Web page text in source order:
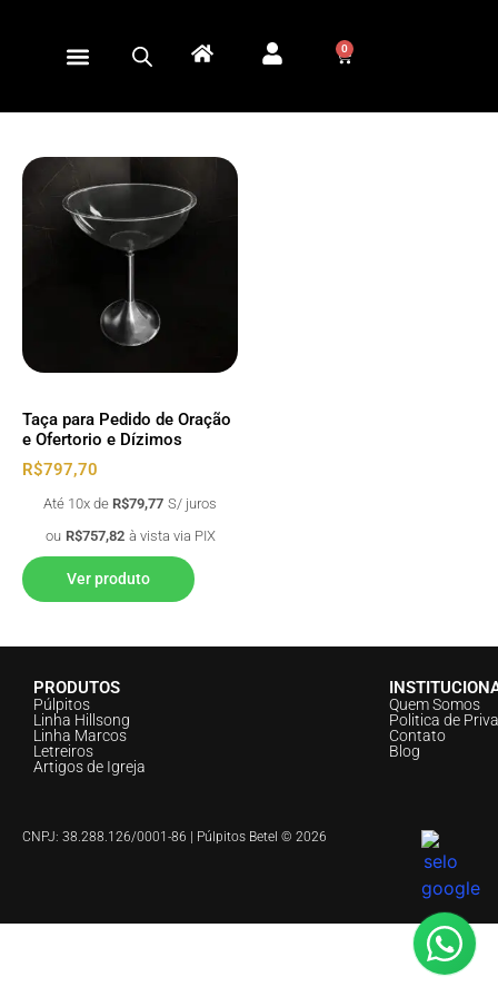
0
Taça para Pedido de Oração
e Ofertorio e Dízimos
R$797,70
Até 10x de R$79,77 S/ juros
ou R$757,82 à vista via PIX
Ver produto
PRODUTOS
Púlpitos
Linha Hillsong
Linha Marcos
Letreiros
Artigos de Igreja
Quem Somos
Politica de
Contato
Blog
CNPJ: 38.288.126/0001-86 | Púlpitos Betel © 2026